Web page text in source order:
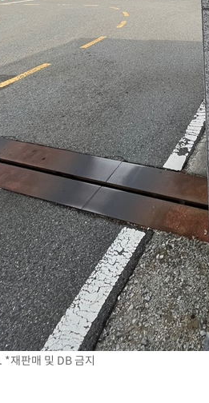
금지 행정명령 서명
마감…나스닥 0.06%↓
*재판매 및 DB 금지